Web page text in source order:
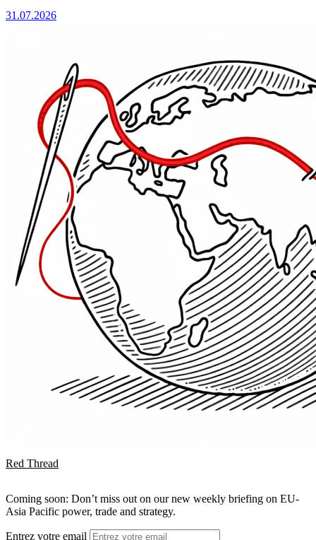
31.07.2026
Red Thread
Coming soon: Don’t miss out on our new weekly briefing on EU-
Asia Pacific power, trade and strategy.
Entrez votre email